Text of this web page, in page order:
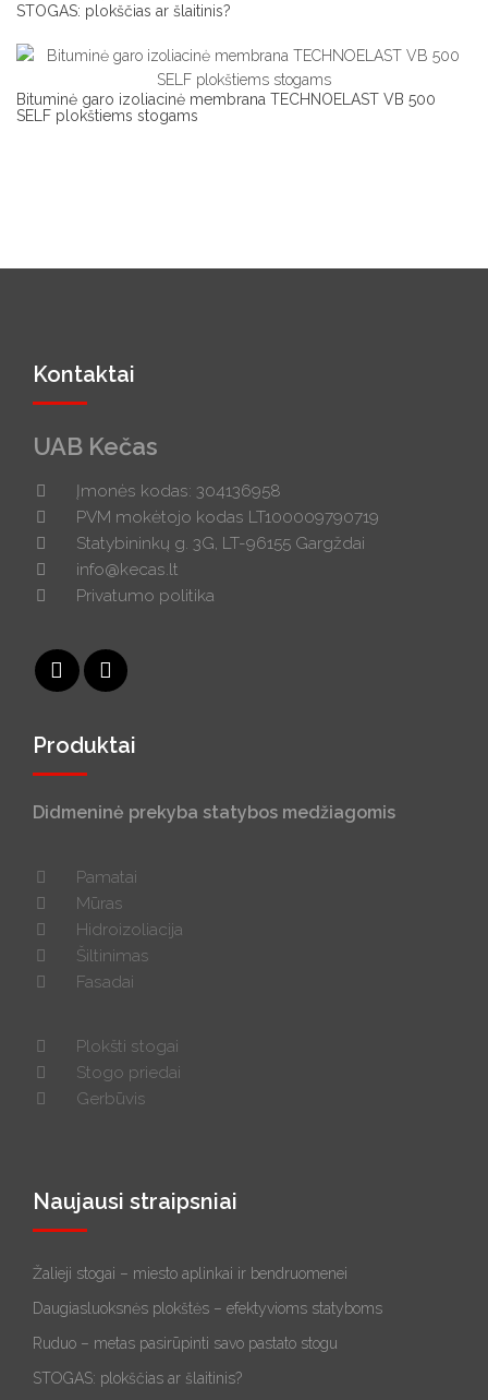
STOGAS: plokščias ar šlaitinis?
Bituminė garo izoliacinė membrana TECHNOELAST VB 500
SELF plokštiems stogams
Kontaktai
UAB Kečas
Įmonės kodas: 304136958
PVM mokėtojo kodas LT100009790719
Statybininkų g. 3G, LT-96155 Gargždai
info@kecas.lt
Privatumo politika
Produktai
Didmeninė prekyba statybos medžiagomis
Pamatai
Mūras
Hidroizoliacija
Šiltinimas
Fasadai
Plokšti stogai
Stogo priedai
Gerbūvis
Naujausi straipsniai
Žalieji stogai – miesto aplinkai ir bendruomenei
Daugiasluoksnės plokštės – efektyvioms statyboms
Ruduo – metas pasirūpinti savo pastato stogu
STOGAS: plokščias ar šlaitinis?